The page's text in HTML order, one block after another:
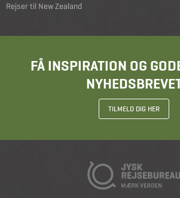
Rejser til New Zealand
FÅ INSPIRATION OG
TILMELD DIG HER